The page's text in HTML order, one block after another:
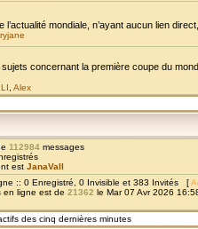
mondiale, n’ayant aucun lien
concernant la première coupe du
Alex
112984 messages
est JanaVall
:: 0 Enregistré, 0 Invisible et 383 Invités [
en ligne est de 21362 le Mar 07 Avr 2026
des cinq dernières minutes